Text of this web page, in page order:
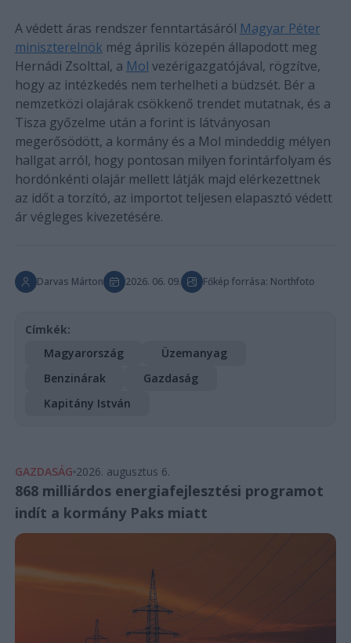
A védett áras rendszer fenntartásáról Magyar Péter
miniszterelnök még április közepén állapodott meg
Hernádi Zsolttal, a Mol vezérigazgatójával, rögzítve,
hogy az intézkedés nem terhelheti a büdzsét. Bér a
nemzetközi olajárak csökkenő trendet mutatnak, és a
Tisza győzelme után a forint is látványosan
megerősödött, a kormány és a Mol mindeddig mélyen
hallgat arról, hogy pontosan milyen forintárfolyam és
hordónkénti olajár mellett látják majd elérkezettnek
az időt a torzító, az importot teljesen elapasztó védett
ár végleges kivezetésére.
Darvas Márton 2026. 06. 09. Főkép forrása: Northfoto
Címkék:
Magyarország
Üzemanyag
Benzinárak
Gazdaság
Kapitány István
GAZDASÁG 2026. augusztus 6.
868 milliárdos energiafejlesztési programot
indít a kormány Paks miatt